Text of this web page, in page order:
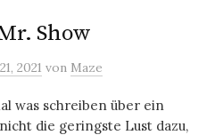
Show
2021 von Maze
was schreiben über ein
die geringste Lust dazu,